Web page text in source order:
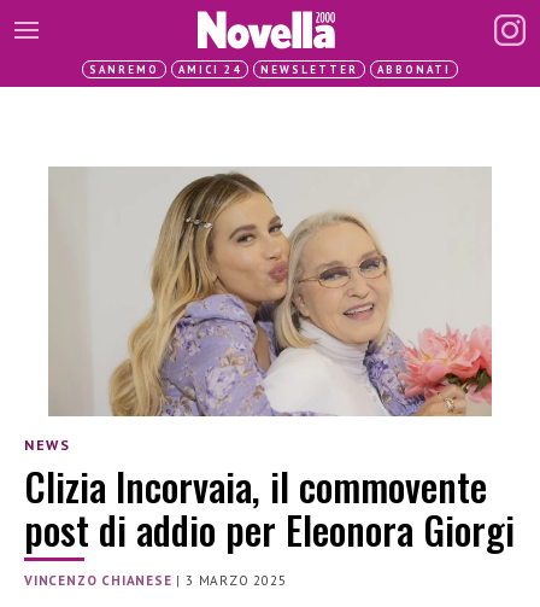
SANREMO AMICI 24 NEWSLETTER ABBONATI
NEWS
Clizia Incorvaia, il commovente
post di addio per Eleonora Giorgi
VINCENZO CHIANESE |3 MARZO 2025